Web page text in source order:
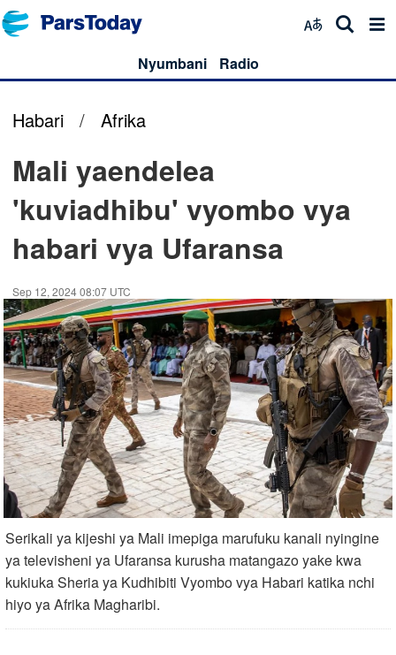
Nyumbani Radio
Habari / Afrika
Mali yaendelea
'kuviadhibu' vyombo vya
habari vya Ufaransa
Sep 12, 2024 08:07 UTC
Serikali ya kijeshi ya Mali imepiga marufuku kanali nyingine
ya televisheni ya Ufaransa kurusha matangazo yake kwa
kukiuka Sheria ya Kudhibiti Vyombo vya Habari katika nchi
hiyo ya Afrika Magharibi.